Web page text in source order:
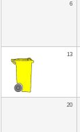
6
13
20